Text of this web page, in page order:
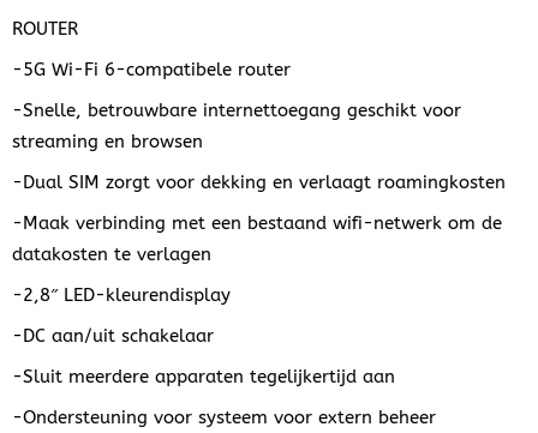
ROUTER
-5G Wi-Fi 6-compatibele router
-Snelle, betrouwbare internettoegang geschikt voor
streaming en browsen
-Dual SIM zorgt voor dekking en verlaagt roamingkosten
-Maak verbinding met een bestaand wifi-netwerk om de
datakosten te verlagen
-2,8″ LED-kleurendisplay
-DC aan/uit schakelaar
-Sluit meerdere apparaten tegelijkertijd aan
-Ondersteuning voor systeem voor extern beheer